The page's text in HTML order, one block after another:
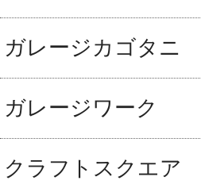
ガレージカゴタニ
ガレージワーク
クラフトスクエア